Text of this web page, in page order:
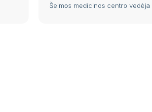
Šeimos medicinos centro vedėja